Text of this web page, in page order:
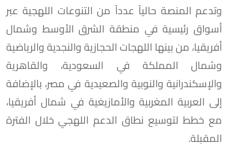
وتدعم المنصة حالياً عدداً من التنوعات اللهجية عبر
أسواق رئيسية في منطقة الشرق الأوسط وشمال
أفريقيا، من بينها اللهجات الحجازية والنجدية والرياضية
وشمال المملكة في السعودية، والقاهرية
والإسكندرانية والنوبية والصعيدية في مصر، بالإضافة
إلى العربية المغربية والأمازيغية في شمال أفريقيا،
مع خطط لتوسيع نطاق الدعم اللهجي خلال الفترة
المقبلة.